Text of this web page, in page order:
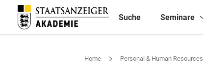
Suche Seminare
Home Personal & Human Resources